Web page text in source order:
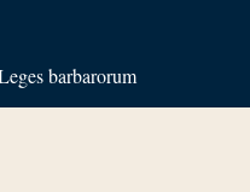
barbarorum